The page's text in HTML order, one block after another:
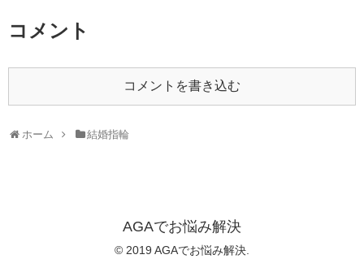
コメント
コメントを書き込む
ホーム 結婚指輪
AGAでお悩み解決
© 2019 AGAでお悩み解決.